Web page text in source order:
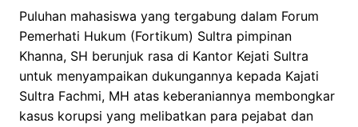
Puluhan mahasiswa yang tergabung dalam Forum
Pemerhati Hukum (Fortikum) Sultra pimpinan
Khanna, SH berunjuk rasa di Kantor Kejati Sultra
untuk menyampaikan dukungannya kepada Kajati
Sultra Fachmi, MH atas keberaniannya membongkar
kasus korupsi yang melibatkan para pejabat dan